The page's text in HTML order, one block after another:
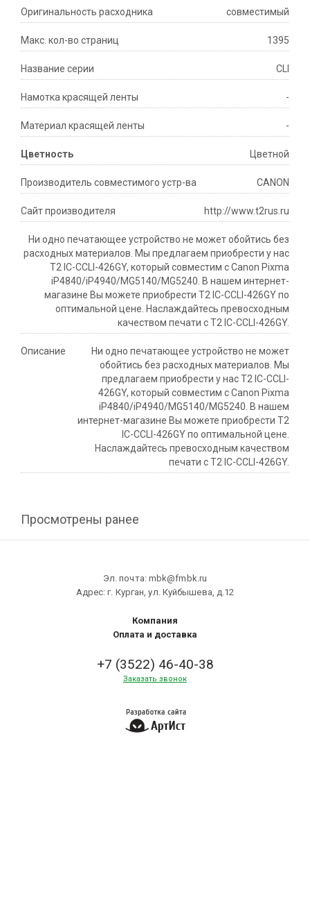
Оригинальность расходника cовместимый
Макс. кол-во страниц 1395
Название серии CLI
Намотка красящей ленты -
Материал красящей ленты -
Цветность Цветной
Производитель совместимого устр-ва CANON
Сайт производителя http://www.t2rus.ru
Ни одно печатающее устройство не может обойтись без
расходных материалов. Мы предлагаем приобрести у нас
T2 IC-CCLI-426GY, который совместим с Canon Pixma
iP4840/iP4940/MG5140/MG5240. В нашем интернет-
магазине Вы можете приобрести T2 IC-CCLI-426GY по
оптимальной цене. Наслаждайтесь превосходным
качеством печати с T2 IC-CCLI-426GY.
Описание
Ни одно печатающее устройство не может
обойтись без расходных материалов. Мы
предлагаем приобрести у нас T2 IC-CCLI-
426GY, который совместим с Canon Pixma
iP4840/iP4940/MG5140/MG5240. В нашем
интернет-магазине Вы можете приобрести T2
IC-CCLI-426GY по оптимальной цене.
Наслаждайтесь превосходным качеством
печати с T2 IC-CCLI-426GY.
Просмотрены ранее
Эл. почта: mbk@fmbk.ru
Адрес: г. Курган, ул. Куйбышева, д.12
Компания
Оплата и доставка
+7 (3522) 46-40-38
Заказать звонок